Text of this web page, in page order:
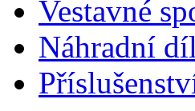
Vestavné
Náhradní